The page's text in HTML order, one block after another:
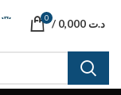
0 / د.ت